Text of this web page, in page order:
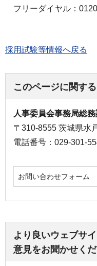
フリーダイヤル：
採用試験等情報へ戻る
このページに関す
人事委員会事務局総務
〒310-8555 茨城県水
電話番号：029-301-
お問い合わせフォーム
より良いウェブサ
意見をお聞かせく